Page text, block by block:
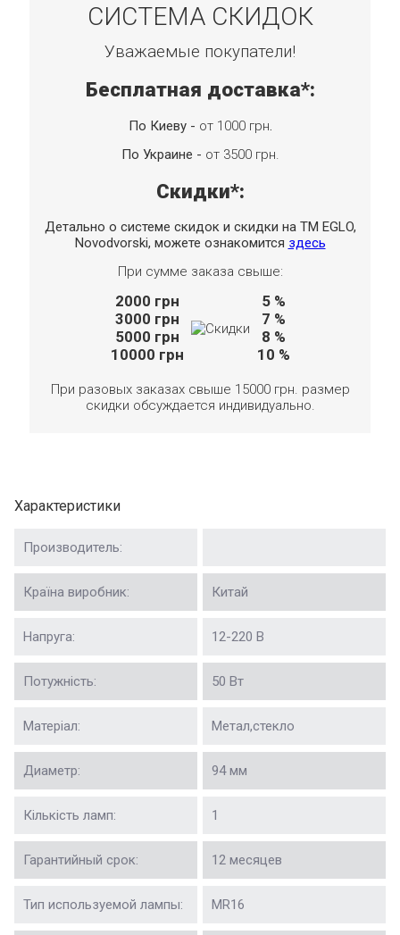
СИСТЕМА СКИДОК
Уважаемые покупатели!
Бесплатная доставка*:
По Киеву - от 1000 грн.
По Украине - от 3500 грн.
Скидки*:
Детально о системе скидок и скидки на TM EGLO,
Novodvorski, можете ознакомится здесь
При сумме заказа свыше:
2000 грн
3000 грн
5000 грн
10000 грн
5 %
7 %
8 %
10 %
При разовых заказах свыше 15000 грн. размер
скидки обсуждается индивидуально.
Характеристики
Производитель:
Країна виробник: Китай
Напруга: 12-220 В
Потужність: 50 Вт
Матеріал: Метал,стекло
Диаметр: 94 мм
Кількість ламп: 1
Гарантийный срок: 12 месяцев
Тип используемой лампы: MR16